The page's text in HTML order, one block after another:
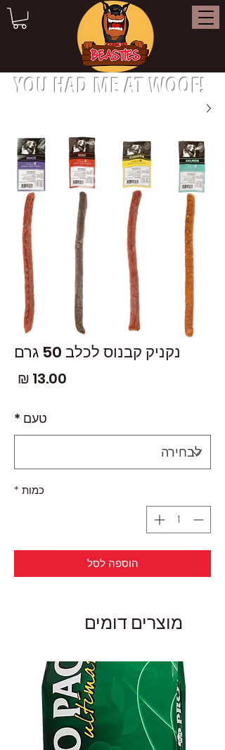
YOU HAD ME AT WOOF!
נקניק קבנוס לכלב 50 גרם
טעם *
כמות *
הוספה לסל
מוצרים דומים